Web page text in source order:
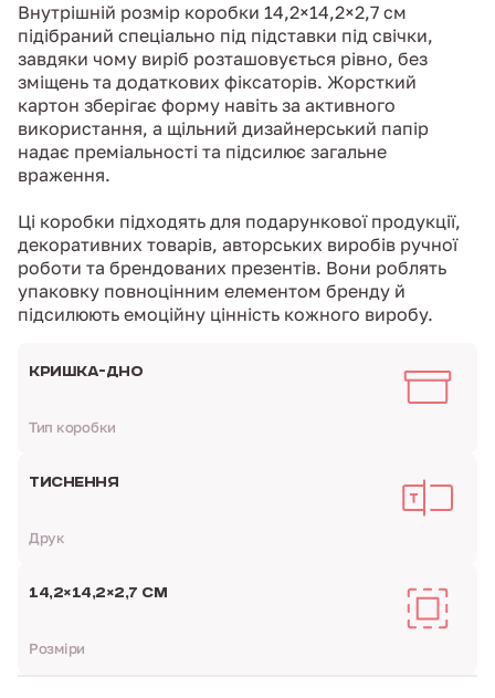
Внутрішній розмір коробки 14,2×14,2×2,7 см
підібраний спеціально під підставки під свічки,
завдяки чому виріб розташовується рівно, без
зміщень та додаткових фіксаторів. Жорсткий
картон зберігає форму навіть за активного
використання, а щільний дизайнерський папір
надає преміальності та підсилює загальне
враження.
Ці коробки підходять для подарункової продукції,
декоративних товарів, авторських виробів ручної
роботи та брендованих презентів. Вони роблять
упаковку повноцінним елементом бренду й
підсилюють емоційну цінність кожного виробу.
КРИШКА-ДНО
Тип коробки
ТИСНЕННЯ
Друк
14,2×14,2×2,7 СМ
Розміри